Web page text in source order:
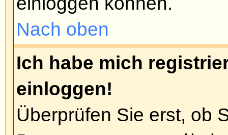
Letzteres der Fall ist, haben Sie
Account noch keinen Beitrag
üblich, dass Foren regelmäßig
Beiträge erstellt haben, um die
zu verringern. Versuche Sie
und tauchen Sie wieder in die